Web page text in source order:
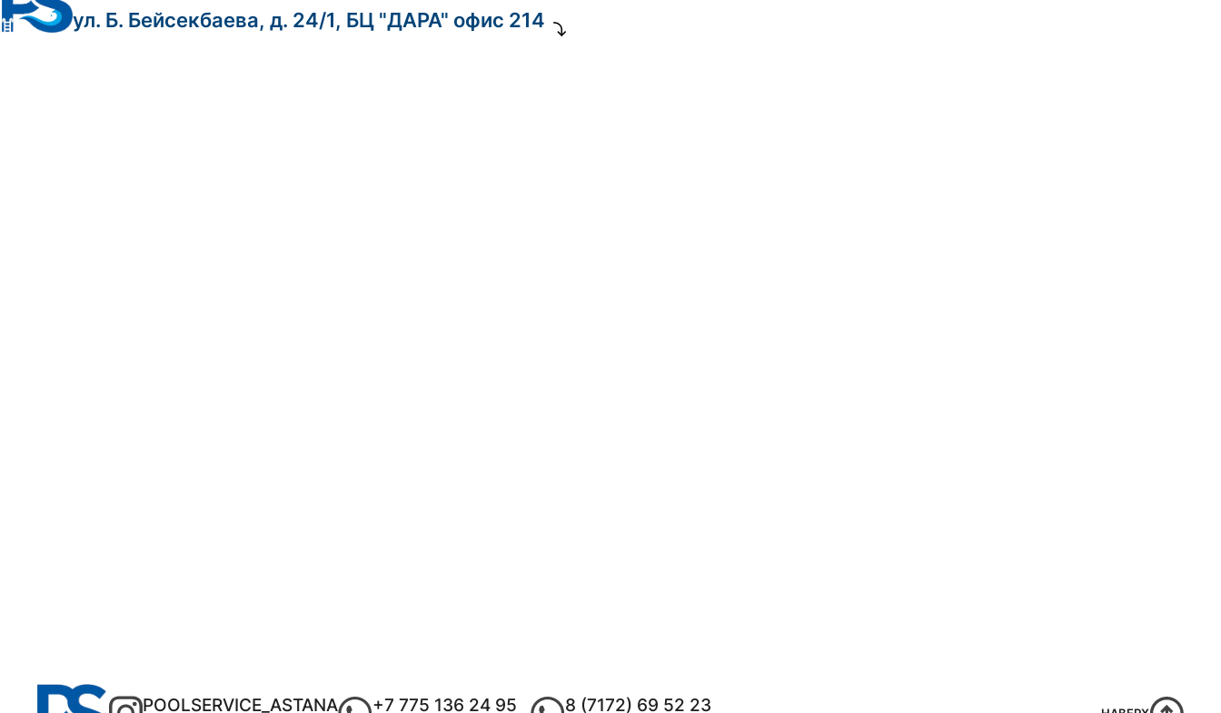
ул. Б. Бейсекбаева, д. 24/1, БЦ "ДАРА" офис 214
POOLSERVICE_ASTANA +7 775 136 24 95 8 (7172) 69 52 23